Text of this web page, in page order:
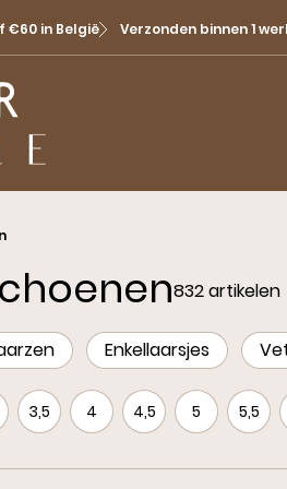
€60 in België Verzonden binnen 1
832 artikelen
Enkellaarsjes
3,5 4 4,5 5 5,5